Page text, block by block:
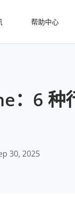
帮助中心
：6 种
30, 2025